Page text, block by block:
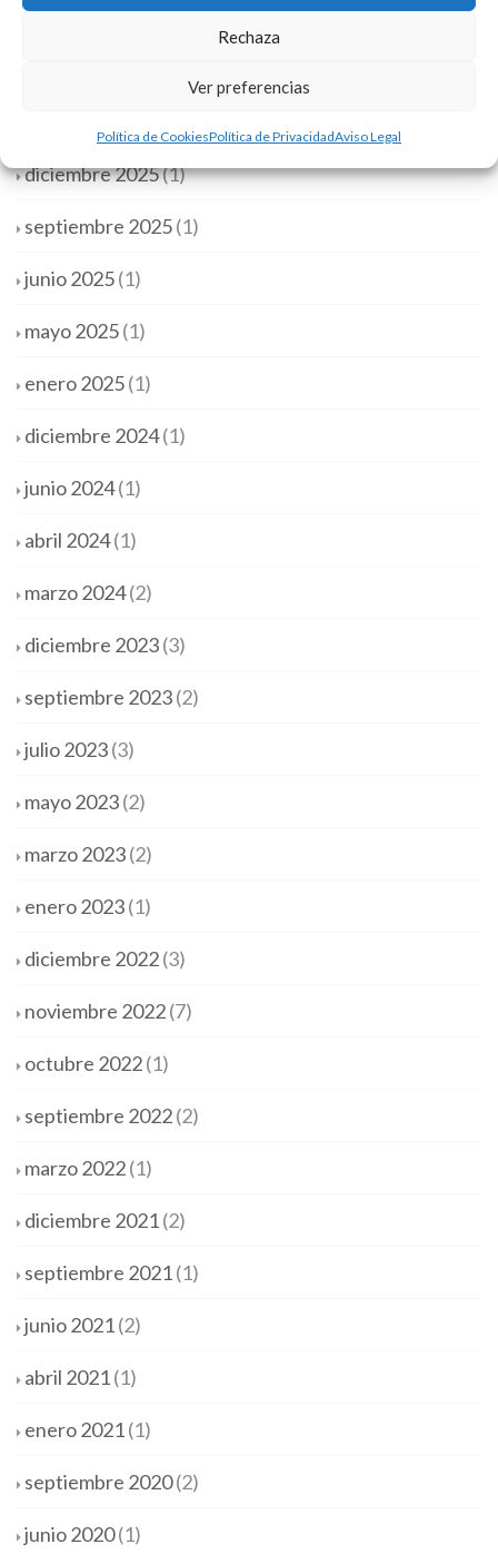
Rechaza
Ver preferencias
Política de CookiesPolítica de PrivacidadAviso Legal
marzo 2026(1)
diciembre 2025(1)
septiembre 2025(1)
junio 2025(1)
mayo 2025(1)
enero 2025(1)
diciembre 2024(1)
junio 2024(1)
abril 2024(1)
marzo 2024(2)
diciembre 2023(3)
septiembre 2023(2)
julio 2023(3)
mayo 2023(2)
marzo 2023(2)
enero 2023(1)
diciembre 2022(3)
noviembre 2022(7)
octubre 2022(1)
septiembre 2022(2)
marzo 2022(1)
diciembre 2021(2)
septiembre 2021(1)
junio 2021(2)
abril 2021(1)
enero 2021(1)
septiembre 2020(2)
junio 2020(1)